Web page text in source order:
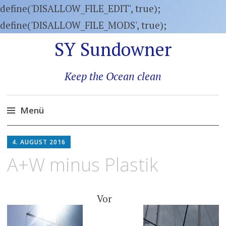
define('DISALLOW_FILE_EDIT', true);
define('DISALLOW_FILE_MODS', true);
SY Sundowner
Keep the Ocean clean
Menü
Zum
Inhalt
springen
4. AUGUST 2016
A+W minus Plastik
Vor